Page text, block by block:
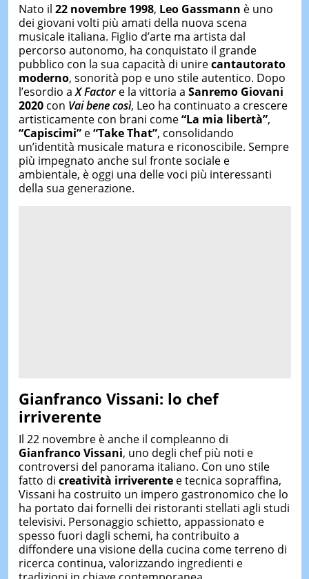
Nato il 22 novembre 1998, Leo Gassmann è uno
dei giovani volti più amati della nuova scena
musicale italiana. Figlio d’arte ma artista dal
percorso autonomo, ha conquistato il grande
pubblico con la sua capacità di unirecantautorato
moderno, sonorità pop e uno stile autentico. Dopo
l’esordio aX Factore la vittoria a Sanremo Giovani
2020con Vai bene così, Leo ha continuato a crescere
artisticamente con brani come“La mia libertà”,
“Capiscimi”e“Take That”, consolidando
un’identità musicale matura e riconoscibile. Sempre
più impegnato anche sul fronte sociale e
ambientale, è oggi una delle voci più interessanti
della sua generazione.
Gianfranco Vissani: lo chef
irriverente
Il 22 novembre è anche il compleanno di
Gianfranco Vissani, uno degli chef più noti e
controversi del panorama italiano. Con uno stile
fatto di creatività irriverentee tecnica sopraffina,
Vissani ha costruito un impero gastronomico che lo
ha portato dai fornelli dei ristoranti stellati agli studi
televisivi. Personaggio schietto, appassionato e
spesso fuori dagli schemi, ha contribuito a
diffondere una visione della cucina come terreno di
ricerca continua, valorizzando ingredienti e